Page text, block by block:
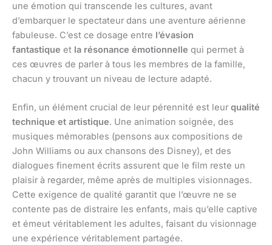
une émotion qui transcende les cultures, avant
d’embarquer le spectateur dans une aventure aérienne
fabuleuse. C’est ce dosage entre l’évasion
fantastique et la résonance émotionnelle qui permet à
ces œuvres de parler à tous les membres de la famille,
chacun y trouvant un niveau de lecture adapté.
Enfin, un élément crucial de leur pérennité est leur qualité
technique et artistique. Une animation soignée, des
musiques mémorables (pensons aux compositions de
John Williams ou aux chansons des Disney), et des
dialogues finement écrits assurent que le film reste un
plaisir à regarder, même après de multiples visionnages.
Cette exigence de qualité garantit que l’œuvre ne se
contente pas de distraire les enfants, mais qu’elle captive
et émeut véritablement les adultes, faisant du visionnage
une expérience véritablement partagée.